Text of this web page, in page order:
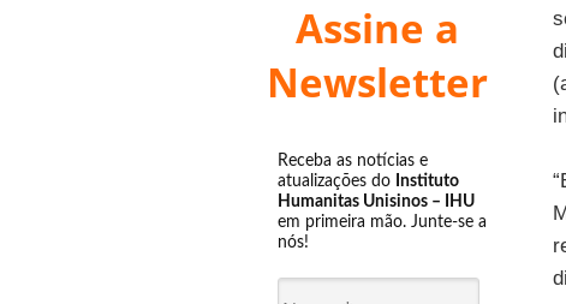
Assine a
Newsletter
Receba as notícias e
atualizações do Instituto
Humanitas Unisinos – IHU
em primeira mão. Junte-se a
nós!